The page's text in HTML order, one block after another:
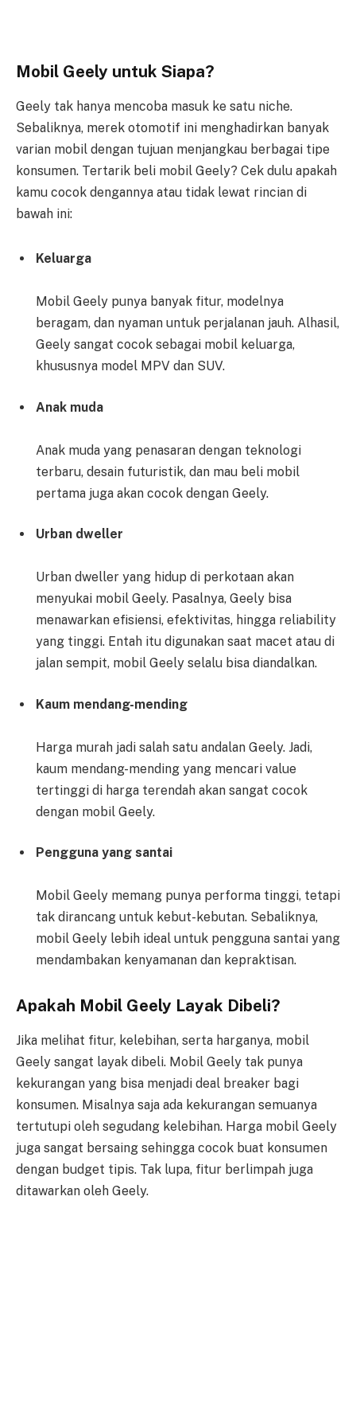
Mobil Geely untuk Siapa?
Geely tak hanya mencoba masuk ke satu niche.
Sebaliknya, merek otomotif ini menghadirkan banyak
varian mobil dengan tujuan menjangkau berbagai tipe
konsumen. Tertarik beli mobil Geely? Cek dulu apakah
kamu cocok dengannya atau tidak lewat rincian di
bawah ini:
Keluarga
Mobil Geely punya banyak fitur, modelnya
beragam, dan nyaman untuk perjalanan jauh. Alhasil,
Geely sangat cocok sebagai mobil keluarga,
khususnya model MPV dan SUV.
Anak muda
Anak muda yang penasaran dengan teknologi
terbaru, desain futuristik, dan mau beli mobil
pertama juga akan cocok dengan Geely.
Urban dweller
Urban dweller yang hidup di perkotaan akan
menyukai mobil Geely. Pasalnya, Geely bisa
menawarkan efisiensi, efektivitas, hingga reliability
yang tinggi. Entah itu digunakan saat macet atau di
jalan sempit, mobil Geely selalu bisa diandalkan.
Kaum mendang-mending
Harga murah jadi salah satu andalan Geely. Jadi,
kaum mendang-mending yang mencari value
tertinggi di harga terendah akan sangat cocok
dengan mobil Geely.
Pengguna yang santai
Mobil Geely memang punya performa tinggi, tetapi
tak dirancang untuk kebut-kebutan. Sebaliknya,
mobil Geely lebih ideal untuk pengguna santai yang
mendambakan kenyamanan dan kepraktisan.
Apakah Mobil Geely Layak Dibeli?
Jika melihat fitur, kelebihan, serta harganya, mobil
Geely sangat layak dibeli. Mobil Geely tak punya
kekurangan yang bisa menjadi deal breaker bagi
konsumen. Misalnya saja ada kekurangan semuanya
tertutupi oleh segudang kelebihan. Harga mobil Geely
juga sangat bersaing sehingga cocok buat konsumen
dengan budget tipis. Tak lupa, fitur berlimpah juga
ditawarkan oleh Geely.